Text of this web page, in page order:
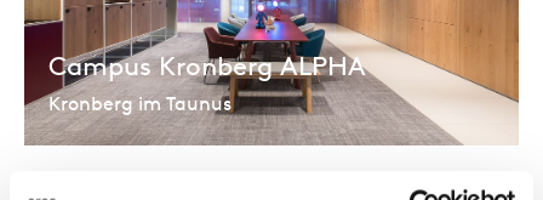
Campus Kronberg ALPHA
Kronberg im Taunus